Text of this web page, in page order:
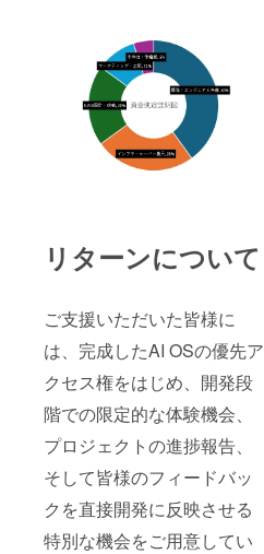
リターンについて
ご支援いただいた皆様に
は、完成したAI OSの優先ア
クセス権をはじめ、開発段
階での限定的な体験機会、
プロジェクトの進捗報告、
そして皆様のフィードバッ
クを直接開発に反映させる
特別な機会をご用意してい